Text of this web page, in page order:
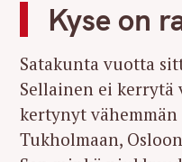
Kyse on
Satakunta vuotta
Sellainen ei
kertynyt
Tukholmaan,